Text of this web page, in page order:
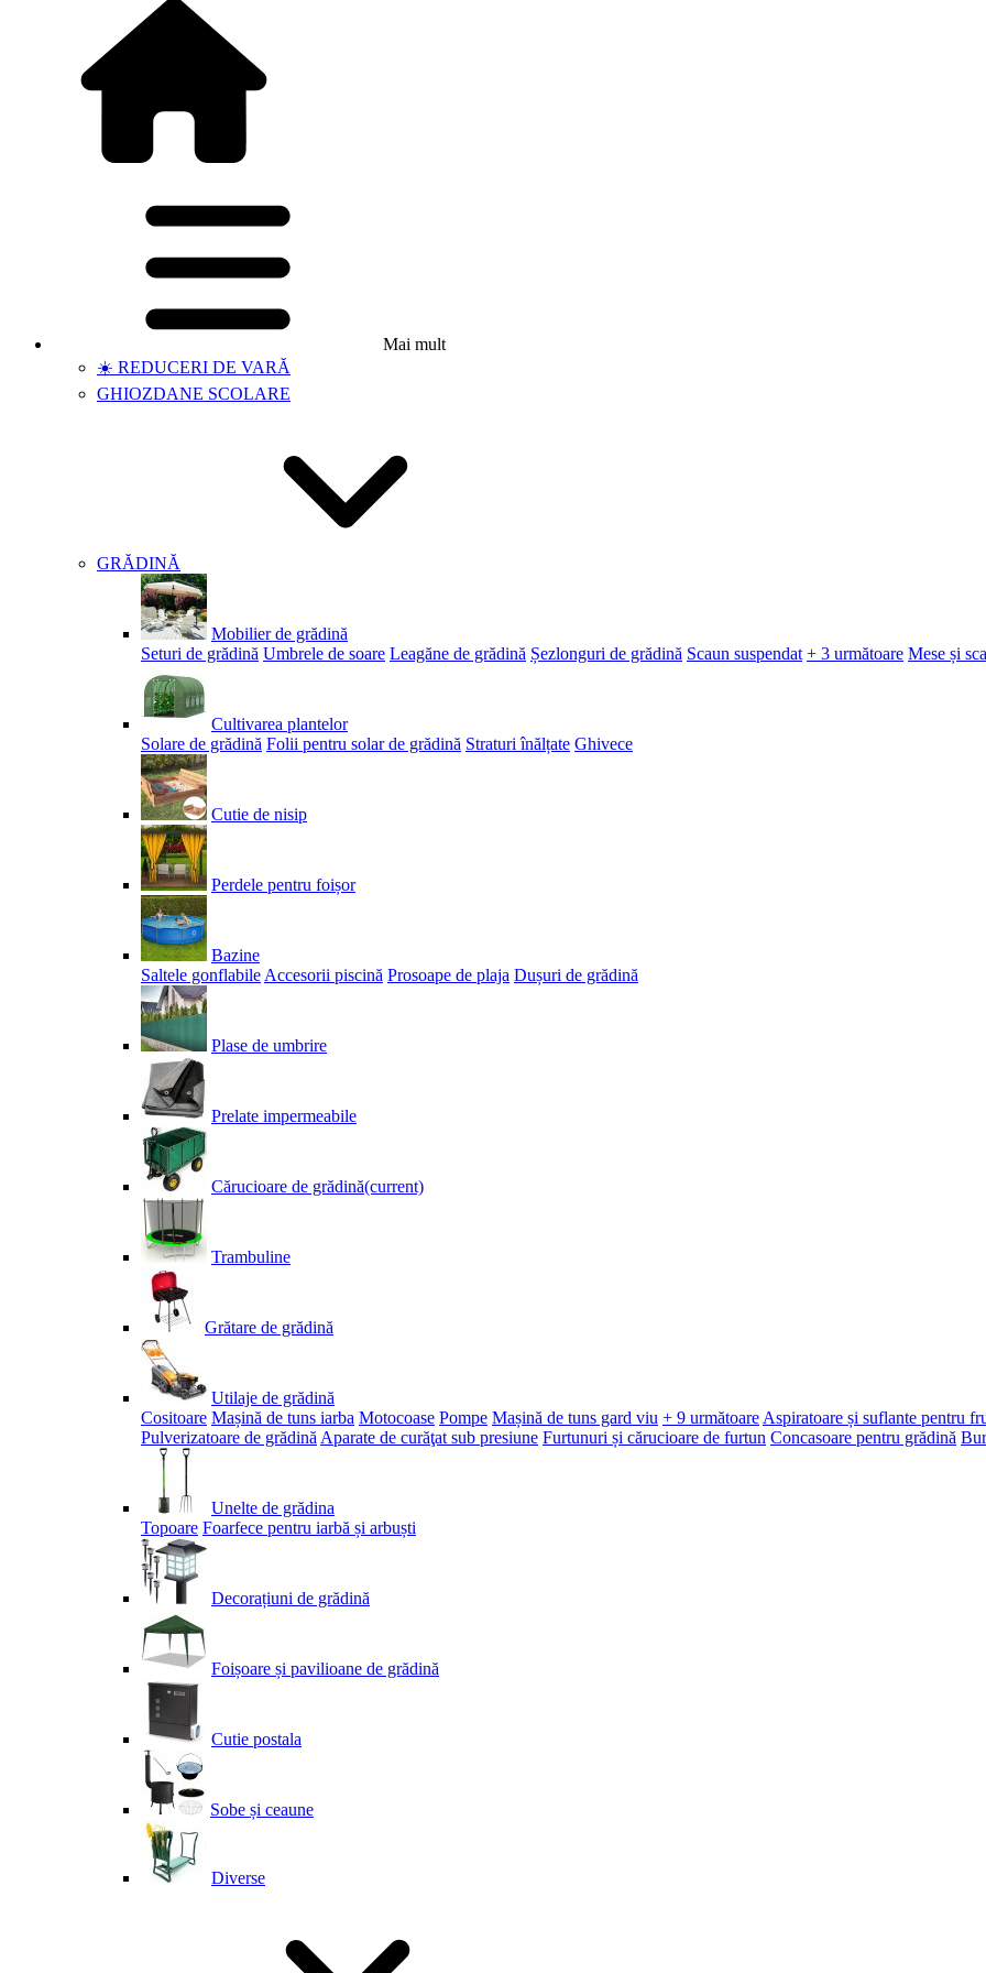
Mai mult
☀️ REDUCERI DE VARĂ
GHIOZDANE SCOLARE
GRĂDINĂ
Mobilier de grădină
Seturi de grădină Umbrele de soare Leagăne de grădină Șezlonguri de grădină Scaun suspendat + 3 următoare Mese și
Cultivarea plantelor
Solare de grădină Folii pentru solar de grădină Straturi înălțate Ghivece
Cutie de nisip
Perdele pentru foișor
Bazine
Saltele gonflabile Accesorii piscină Prosoape de plaja Dușuri de grădină
Plase de umbrire
Prelate impermeabile
Cărucioare de grădină(current)
Trambuline
Grătare de grădină
Utilaje de grădină
Cositoare Mașină de tuns iarba Motocoase Pompe Mașină de tuns gard viu + 9 următoare Aspiratoare și suflante pentru
Pulverizatoare de grădină Aparate de curăţat sub presiune Furtunuri și cărucioare de furtun Concasoare pentru grădină
Unelte de grădina
Topoare Foarfece pentru iarbă și arbuști
Decorațiuni de grădină
Foișoare și pavilioane de grădină
Cutie postala
Sobe și ceaune
Diverse